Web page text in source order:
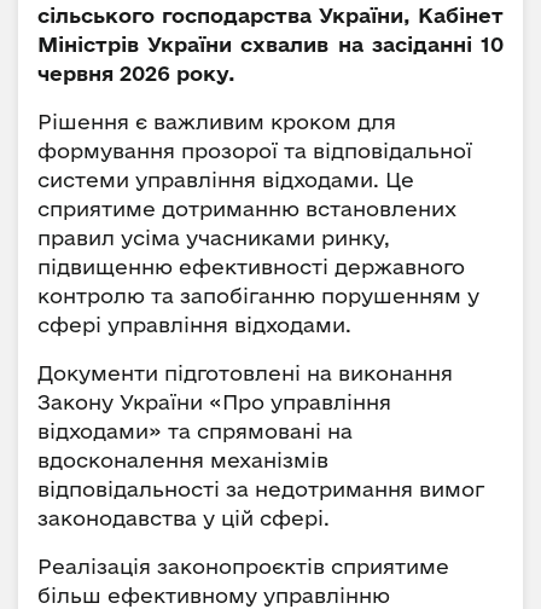
сільського господарства України, Кабінет
Міністрів України схвалив на засіданні 10
червня 2026 року.
Рішення є важливим кроком для
формування прозорої та відповідальної
системи управління відходами. Це
сприятиме дотриманню встановлених
правил усіма учасниками ринку,
підвищенню ефективності державного
контролю та запобіганню порушенням у
сфері управління відходами.
Документи підготовлені на виконання
Закону України «Про управління
відходами» та спрямовані на
вдосконалення механізмів
відповідальності за недотримання вимог
законодавства у цій сфері.
Реалізація законопроєктів сприятиме
більш ефективному управлінню